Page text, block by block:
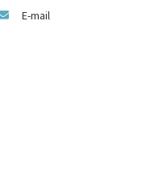
E-mail